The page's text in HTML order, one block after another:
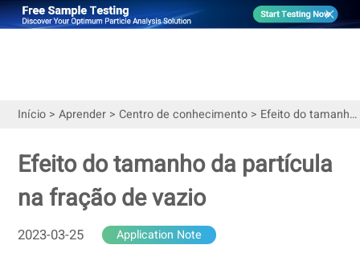
Início> Aprender> Centro de conhecimento> Efeito do tamanho da partícula na fração de vazio
Efeito do tamanho da partícula
na fração de vazio
2023-03-25 Application Note